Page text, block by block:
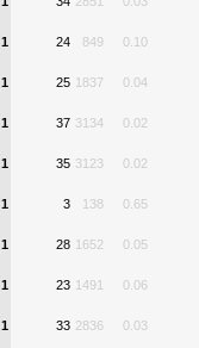
1 24 849 0.10
1 25 1837 0.04
1 37 3134 0.02
1 35 3123 0.02
1 3 138 0.65
1 28 1652 0.05
1 23 1491 0.06
1 33 2836 0.03